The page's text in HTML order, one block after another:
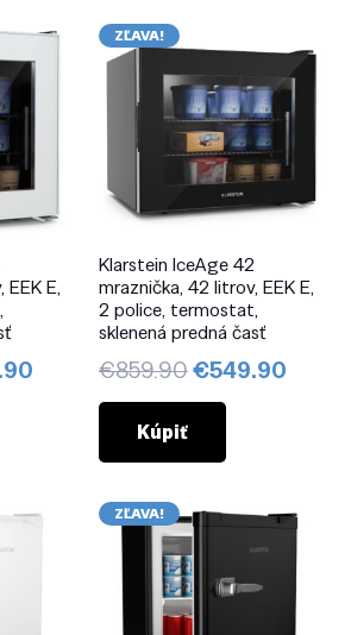
E,
Aktuálna
€479.90.
ZĽAVA!
Klarstein IceAge 42
mraznička, 42 litrov, EEK E,
2 police, termostat,
sklenená predná časť
€859.90Pôvodná
cena
€859.90.
€549.90
Kúpiť
ZĽAVA!